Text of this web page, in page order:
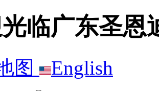
临广东圣恩
图 English